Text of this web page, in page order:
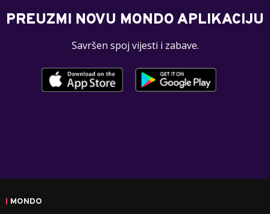
PREUZMI NOVU MONDO APLIKACIJU
Savršen spoj vijesti i zabave.
MONDO